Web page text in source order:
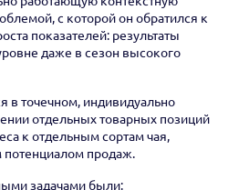
с которой он обратился к
показателей: результаты
даже в сезон высокого
в точечном, индивидуально
отдельных товарных позиций
к отдельным сортам чая,
продаж.
задачами были: